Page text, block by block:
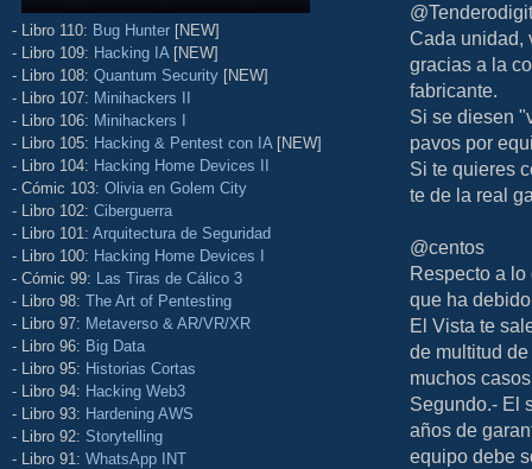
- Libro 110: Bug Hunter [NEW]
- Libro 109: Hacking IA [NEW]
- Libro 108: Quantum Security [NEW]
- Libro 107: Minihackers II
- Libro 106: Minihackers I
- Libro 105: Hacking & Pentest con IA [NEW]
- Libro 104: Hacking Home Devices II
- Cómic 103: Olivia en Golem City
- Libro 102: Ciberguerra
- Libro 101: Arquitectura de Seguridad
- Libro 100: Hacking Home Devices I
- Cómic 99: Las Tiras de Cálico 3
- Libro 98: The Art of Pentesting
- Libro 97: Metaverso & AR/VR/XR
- Libro 96: Big Data
- Libro 95: Historias Cortas
- Libro 94: Hacking Web3
- Libro 93: Hardening AWS
- Libro 92: Storytelling
- Libro 91: WhatsApp INT
Cada unidad,
gracias a la
fabricante.
Si se diesen
pavos por
Si te quieres
te de la real
@centos
Respecto a
que ha
El Vista te
de multitud
muchos
Segundo.- El
años de
equipo debe